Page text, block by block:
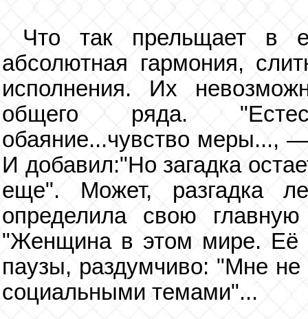
Что так прельщает в
абсолютная гармония,
исполнения. Их
общего ряда.
обаяние...чувство меры...,
И добавил:"Но загадка
еще". Может, разгадка
определила свою
"Женщина в этом мире. Её
паузы, раздумчиво: "Мне не
социальными темами"...